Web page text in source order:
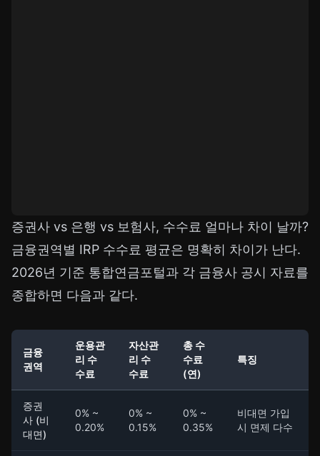
증권사 vs 은행 vs 보험사, 수수료 얼마나 차이 날까?
금융권역별 IRP 수수료 평균은 명확히 차이가 난다.
2026년 기준 통합연금포털과 각 금융사 공시 자료를
종합하면 다음과 같다.
금융
권역
운용관
리 수
수료
자산관
리 수
수료
총 수
수료
(연)
특징
증권
사 (비
대면)
0% ~
0.20%
0% ~
0.15%
0% ~
0.35%
비대면 가입
시 면제 다수